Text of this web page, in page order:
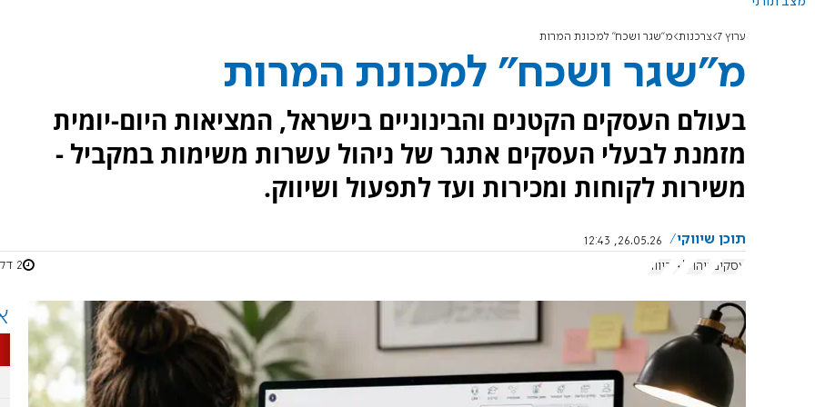
ערוץ 7 צרכנות מ"שגר ושכח" למכונת המרות
מ"שגר ושכח" למכונת המרות
בעולם העסקים הקטנים והבינוניים בישראל, המציאות היום-יומית
מזמנת לבעלי העסקים אתגר של ניהול עשרות משימות במקביל -
משירות לקוחות ומכירות ועד לתפעול ושיווק.
תוכן שיווקי
26.05.26, 12:43
עסקים ניהול AI דיוור 2 דקות